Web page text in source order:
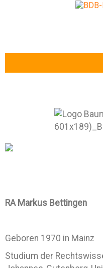
GESCHÄFTSSTELLE
RA Markus Bettingen
Geboren 1970 in Mainz
Studium der